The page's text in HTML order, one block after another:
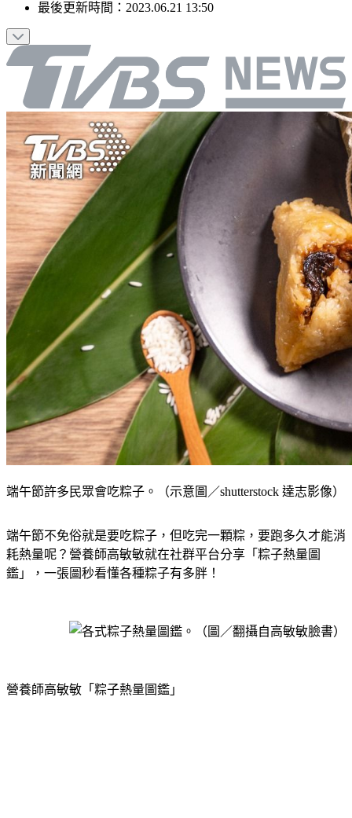
最後更新時間： 2023.06.21 13:50
端午節許多民眾會吃粽子。（示意圖／shutterstock 達志影像）
端午節不免俗就是要吃粽子，但吃完一顆粽，要跑多久才能消
耗熱量呢？營養師高敏敏就在社群平台分享「粽子熱量圖
鑑」，一張圖秒看懂各種粽子有多胖！
營養師高敏敏「粽子熱量圖鑑」